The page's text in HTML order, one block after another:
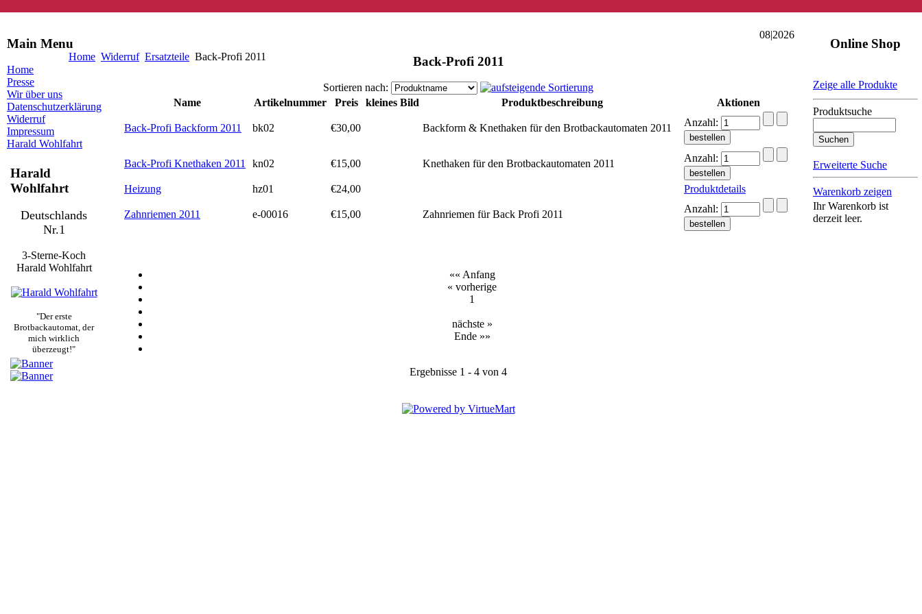
Home Widerruf Ersatzteile Back-Profi 2011
Main Menu
Home
Presse
Wir über uns
Datenschutzerklärung
Widerruf
Impressum
Harald Wohlfahrt
Harald
Wohlfahrt
Deutschlands
Nr.1
3-Sterne-Koch
Harald Wohlfahrt
"Der erste
Brotbackautomat, der
mich wirklich
überzeugt!"
08|2026
Back-Profi 2011
Sortieren nach:
Name
Artikelnummer Preis kleines Bild Produktbeschreibung Aktionen
Back-Profi Backform 2011 bk02 €30,00 Backform & Knethaken für den Brotbackautomaten 2011 Anzahl:
Back-Profi Knethaken 2011 kn02 €15,00 Knethaken für den Brotbackautomaten 2011 Anzahl:
Heizung hz01 €24,00 Produktdetails
Zahnriemen 2011 e-00016 €15,00 Zahnriemen für Back Profi 2011 Anzahl:
«« Anfang
« vorherige
1
nächste »
Ende »»
Ergebnisse 1 - 4 von 4
Online Shop
Zeige alle Produkte
Produktsuche
Erweiterte Suche
Warenkorb zeigen
Ihr Warenkorb ist
derzeit leer.